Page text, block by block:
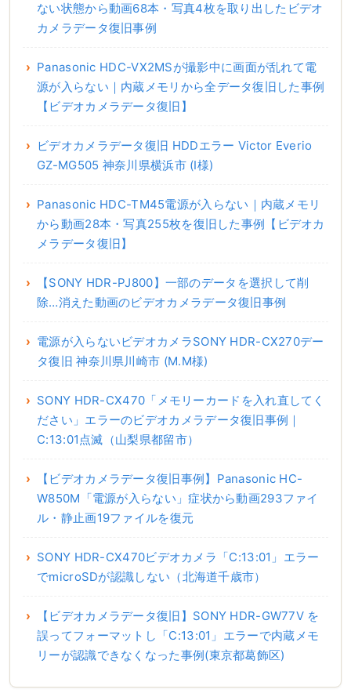
ない状態から動画68本・写真4枚を取り出したビデオ
カメラデータ復旧事例
Panasonic HDC-VX2MSが撮影中に画面が乱れて電
源が入らない｜内蔵メモリから全データ復旧した事例
【ビデオカメラデータ復旧】
ビデオカメラデータ復旧 HDDエラー Victor Everio
GZ-MG505 神奈川県横浜市 (I様)
Panasonic HDC-TM45電源が入らない｜内蔵メモリ
から動画28本・写真255枚を復旧した事例【ビデオカ
メラデータ復旧】
【SONY HDR-PJ800】一部のデータを選択して削
除…消えた動画のビデオカメラデータ復旧事例
電源が入らないビデオカメラSONY HDR-CX270デー
タ復旧 神奈川県川崎市 (M.M様)
SONY HDR-CX470「メモリーカードを入れ直してく
ださい」エラーのビデオカメラデータ復旧事例｜
C:13:01点滅（山梨県都留市）
【ビデオカメラデータ復旧事例】Panasonic HC-
W850M「電源が入らない」症状から動画293ファイ
ル・静止画19ファイルを復元
SONY HDR-CX470ビデオカメラ「C:13:01」エラー
でmicroSDが認識しない（北海道千歳市）
【ビデオカメラデータ復旧】SONY HDR-GW77V を
誤ってフォーマットし「C:13:01」エラーで内蔵メモ
リーが認識できなくなった事例(東京都葛飾区)